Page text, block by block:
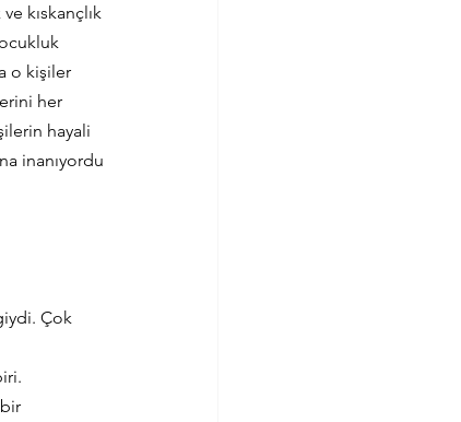
kıskançlık
o kişiler
her
hayali
inanıyordu
Çok